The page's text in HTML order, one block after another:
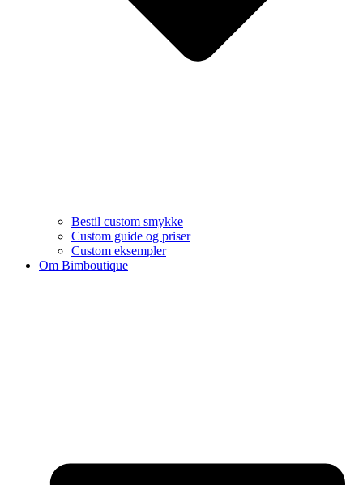
Bestil custom smykke
Custom guide og priser
Custom eksempler
Om Bimboutique